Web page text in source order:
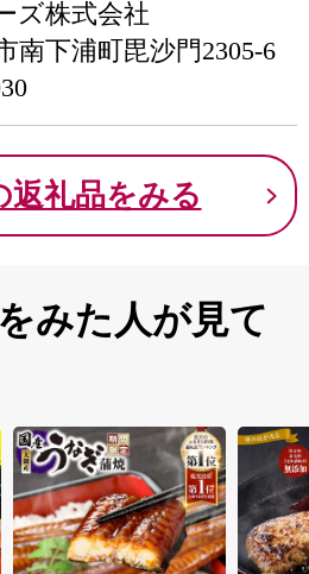
ズ株式会社
南下浦町毘沙門2305-6
返礼品をみる
みた人が見て